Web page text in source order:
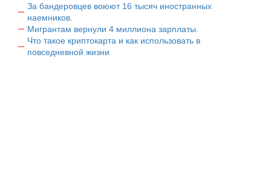
За бандеровцев воюют 16 тысяч иностранных
наемников.
Мигрантам вернули 4 миллиона зарплаты.
Что такое криптокарта и как использовать в
повседневной жизни